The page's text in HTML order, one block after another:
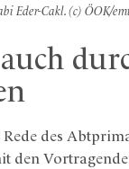
Eder-Cakl. (c) ÖOK/
des
den